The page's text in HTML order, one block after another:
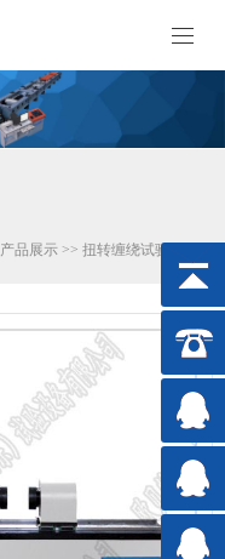
产品展示 >> 扭转缠绕试验机系列